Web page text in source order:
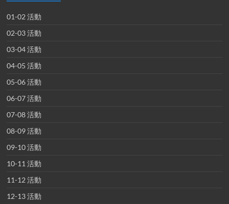
01-02 活動
02-03 活動
03-04 活動
04-05 活動
05-06 活動
06-07 活動
07-08 活動
08-09 活動
09-10 活動
10-11 活動
11-12 活動
12-13 活動